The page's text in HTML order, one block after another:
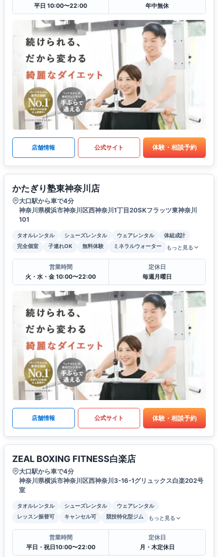
平日 10:00〜22:00 年中無休
店舗情報 公式サイト 体験・相談予約
かたぎり塾東神奈川店
大口駅から車で4分
神奈川県横浜市神奈川区西神奈川1丁目20SKフラッツ東神奈川
101
タオルレンタル シューズレンタル ウェアレンタル
体組成計
完全個室
子連れOK 無料体験 ミネラルウォーター もっと見る
営業時間
火・水・金 10:00〜22:00
定休日
毎週月曜日
店舗情報 公式サイト 体験・相談予約
ZEAL BOXING FITNESS白楽店
大口駅から車で4分
神奈川県横浜市神奈川区西神奈川3-16-1グリュックス白楽202号
室
タオルレンタル シューズレンタル
ウェアレンタル
レッスン振替可
キャンセル可 競技特化型ジム もっと見る
営業時間
平日・祝日10:00〜22:00
定休日
月・木定休日